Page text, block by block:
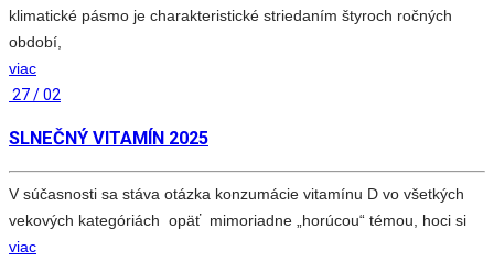
klimatické pásmo je charakteristické striedaním štyroch ročných
období,
viac
27 / 02
SLNEČNÝ VITAMÍN 2025
V súčasnosti sa stáva otázka konzumácie vitamínu D vo všetkých
vekových kategóriách opäť mimoriadne „horúcou“ témou, hoci si
viac